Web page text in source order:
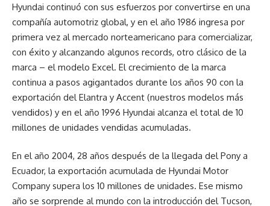
Hyundai continuó con sus esfuerzos por convertirse en una
compañía automotriz global, y en el año 1986 ingresa por
primera vez al mercado norteamericano para comercializar,
con éxito y alcanzando algunos records, otro clásico de la
marca – el modelo Excel. El crecimiento de la marca
continua a pasos agigantados durante los años 90 con la
exportación del Elantra y Accent (nuestros modelos más
vendidos) y en el año 1996 Hyundai alcanza el total de 10
millones de unidades vendidas acumuladas.
En el año 2004, 28 años después de la llegada del Pony a
Ecuador, la exportación acumulada de Hyundai Motor
Company supera los 10 millones de unidades. Ese mismo
año se sorprende al mundo con la introducción del Tucson,